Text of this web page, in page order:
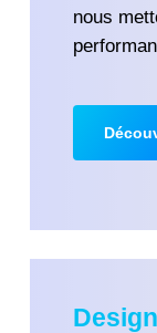
nous